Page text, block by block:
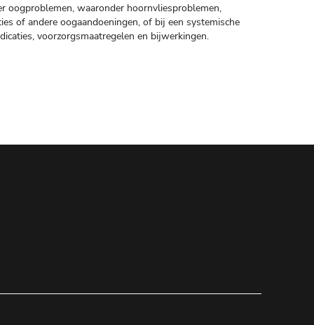
oogproblemen, waaronder hoornvliesproblemen,
of andere oogaandoeningen, of bij een systemische
voorzorgsmaatregelen en bijwerkingen.